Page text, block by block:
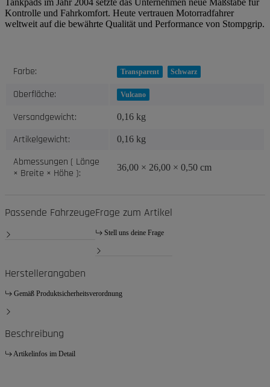
Kontrolle und Fahrkomfort. Heute vertrauen Motorradfahrer
weltweit auf die bewährte Qualität und Performance von Stompgrip.
Produkteigenschaft
Wert
Farbe: Transparent Schwarz
Oberfläche: Vulcano
Versandgewicht: 0,16 kg
Artikelgewicht: 0,16 kg
Abmessungen ( Länge
× Breite × Höhe ):
36,00 × 26,00 × 0,50 cm
Passende FahrzeugeFrage zum Artikel
Stell uns deine Frage
Herstellerangaben
Gemäß Produktsicherheitsverordnung
Beschreibung
Artikelinfos im Detail